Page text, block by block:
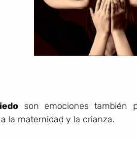
son emociones también
la maternidad y la crianza.